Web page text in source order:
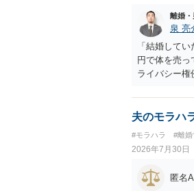
離婚
泉 亮
「結婚して
円で体を売
ライバシー権
う。
夫のモラハ
#モラハラ #離婚
2026年7月30日
匿名A